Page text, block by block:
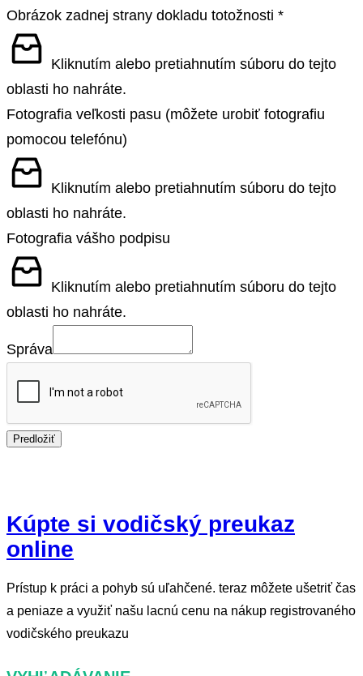
Obrázok zadnej strany dokladu totožnosti *
Kliknutím alebo pretiahnutím súboru do tejto
oblasti ho nahráte.
Fotografia veľkosti pasu (môžete urobiť fotografiu
pomocou telefónu)
Kliknutím alebo pretiahnutím súboru do tejto
oblasti ho nahráte.
Fotografia vášho podpisu
Kliknutím alebo pretiahnutím súboru do tejto
oblasti ho nahráte.
Správa
Predložiť
Kúpte si vodičský preukaz
online
Prístup k práci a pohyb sú uľahčené. teraz môžete ušetriť čas
a peniaze a využiť našu lacnú cenu na nákup registrovaného
vodičského preukazu